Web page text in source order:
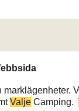
marklägenheter.
Valje Camping.